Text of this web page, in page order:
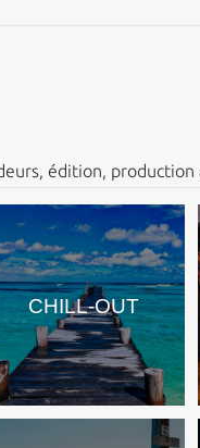
édition,
CHILL-OUT